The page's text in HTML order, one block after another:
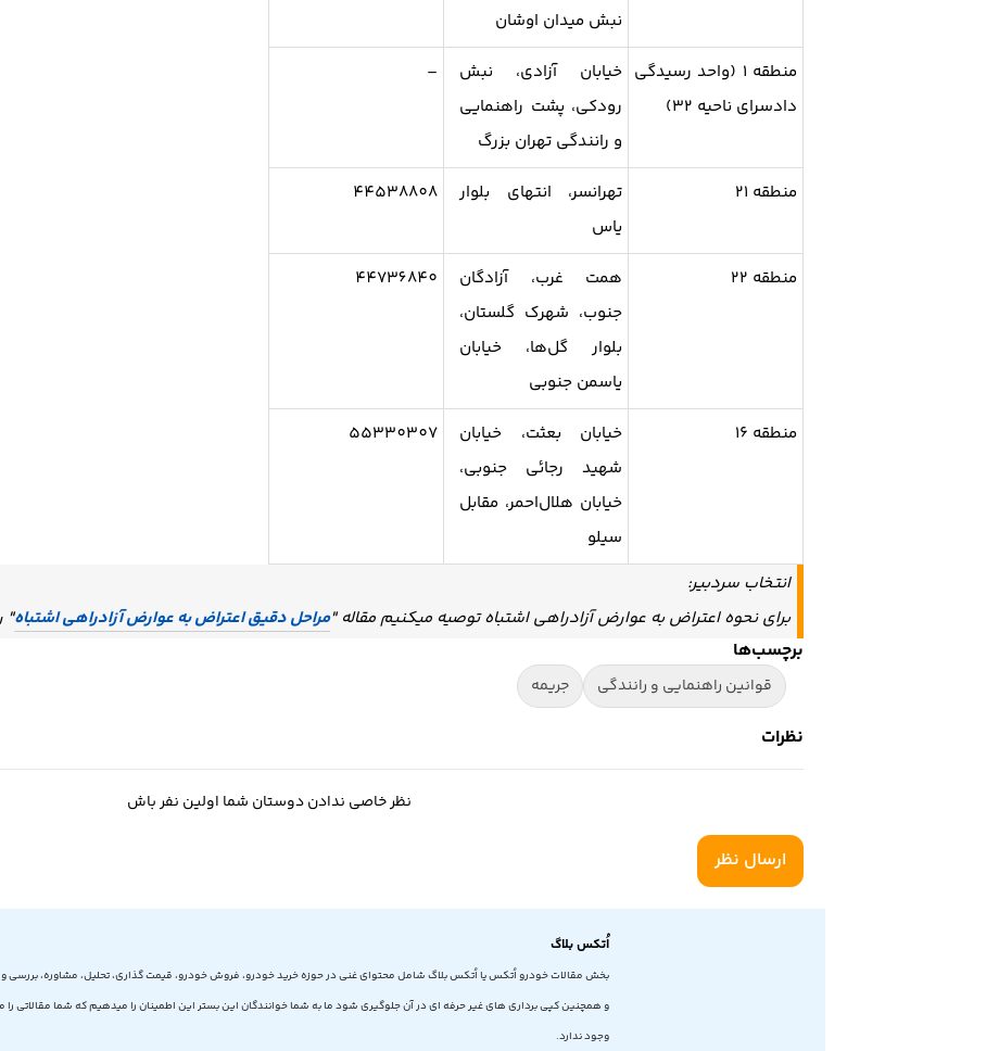
نبش میدان اوشان
–
خیابان آزادی، نبش
رودکی، پشت راهنمایی
و رانندگی تهران بزرگ
منطقه ۱ (واحد رسیدگی
دادسرای ناحیه ۳۲)
44538808
تهرانسر، انتهای بلوار
یاس
منطقه ۲۱
44736840
همت غرب، آزادگان
جنوب، شهرک گلستان،
بلوار گل‌ها، خیابان
یاسمن جنوبی
منطقه ۲۲
55330307
خیابان بعثت، خیابان
شهید رجائی جنوبی،
خیابان هلال‌احمر، مقابل
سیلو
منطقه ۱۶
انتخاب سردبیر:
برای نحوه اعتراض به عوارض آزادراهی اشتباه توصیه میکنیم مقاله "مراحل دقیق اعتراض به عوارض آزادراهی اشتباه"
برچسب‌ها
قوانین راهنمایی و رانندگی جریمه
نظرات
نظر خاصی ندادن دوستان شما اولین نفر باش
ارسال نظر
اُتکس بلاگ
بخش مقالات خودرو اُتکس یا اُتکس بلاگ شامل محتوای غنی در حوزه خرید خودرو، فروش خودرو، قیمت گذاری، تحلیل، مشاوره،
و همچنین کپی برداری های غیر حرفه ای در آن جلوگیری شود ما به شما خوانندگان این بستر این اطمینان را میدهیم که شما مقالاتی را
وجود ندارد.